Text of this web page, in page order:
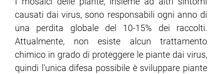
causati dai virus, sono responsabili ogni anno di
una perdita globale del 10-15% dei raccolti.
Attualmente, non esiste alcun trattamento
chimico in grado di proteggere le piante dai virus,
quindi l'unica difesa possibile è sviluppare piante